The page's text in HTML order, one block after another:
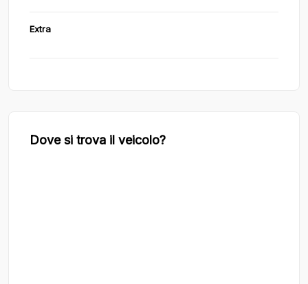
Extra
Dove si trova il veicolo?